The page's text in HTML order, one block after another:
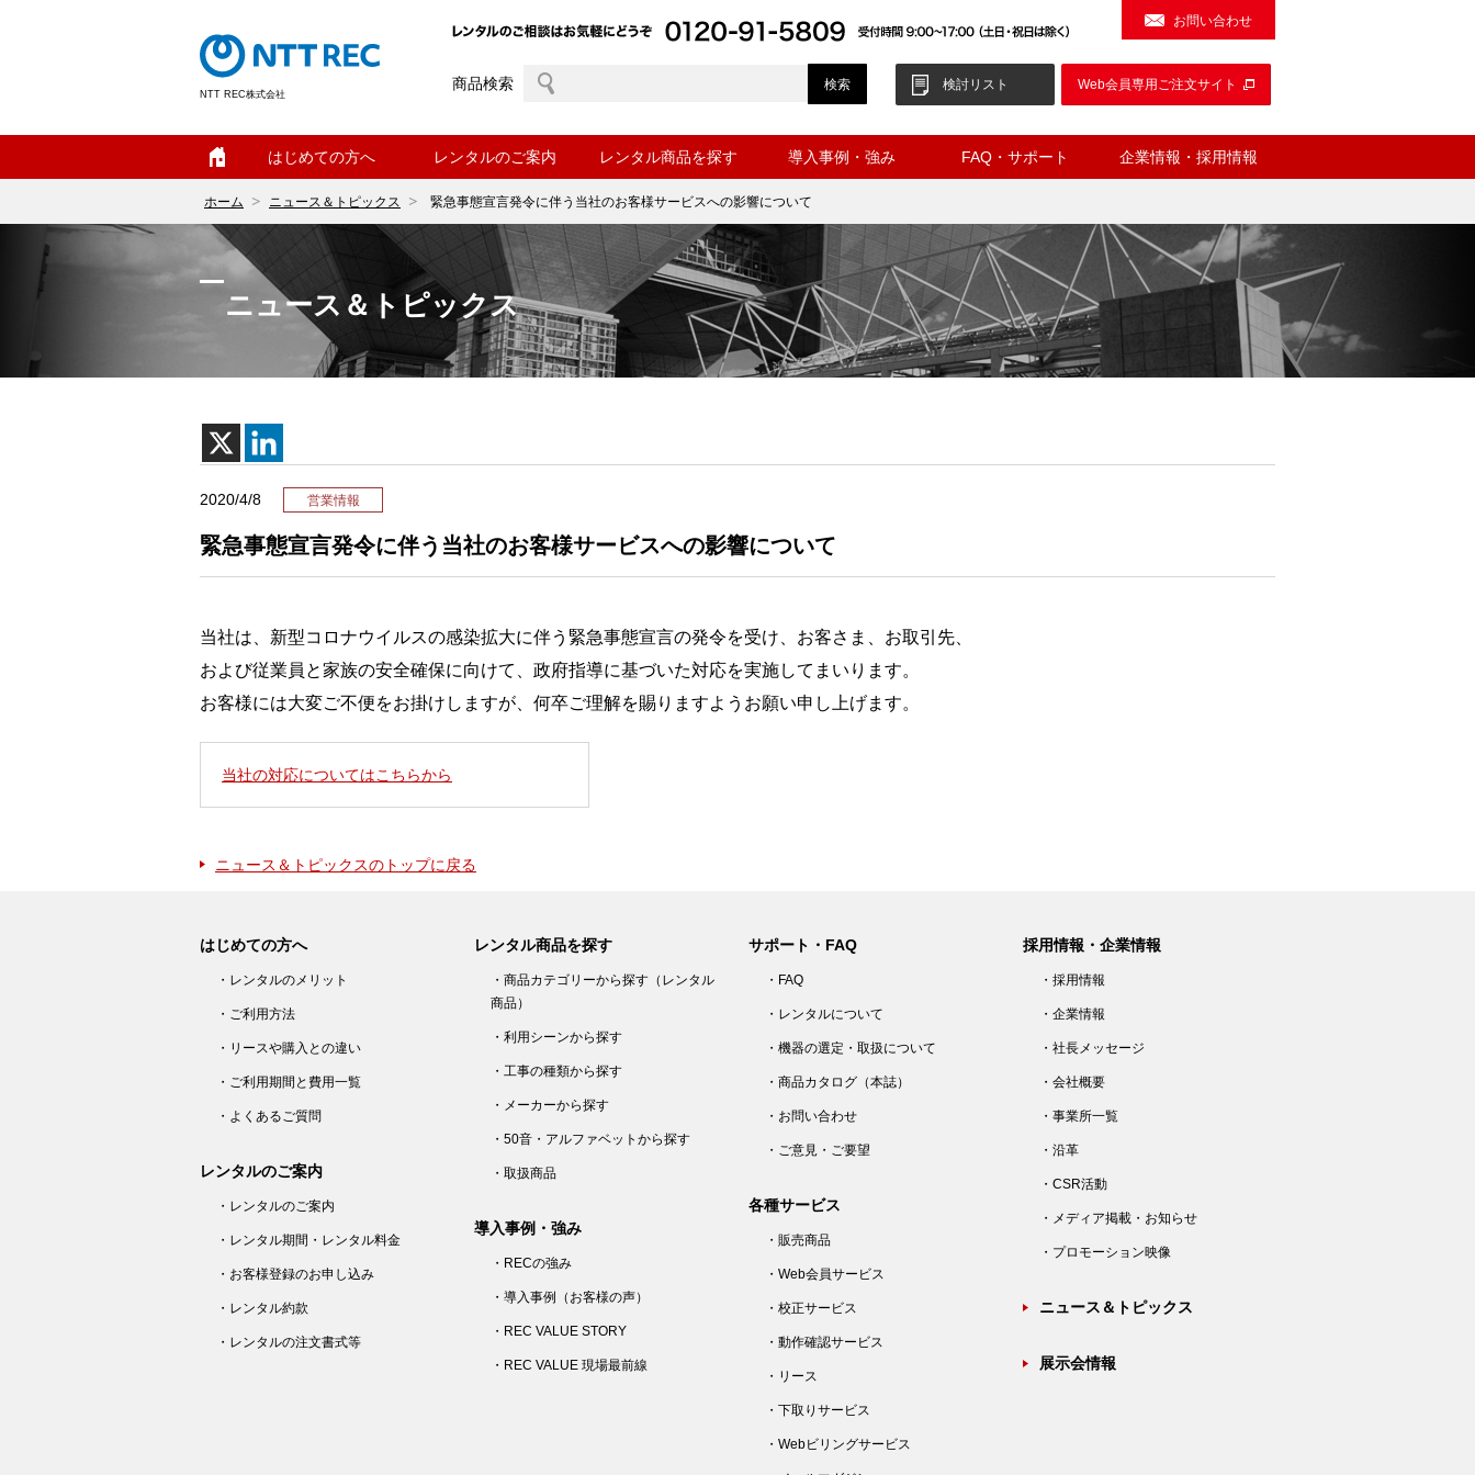
NTT REC株式会社
お問い合わせ
商品検索 検討リスト Web会員専用ご注文サイト
はじめての方へ レンタルのご案内 レンタル商品を探す 導入事例・強み FAQ・サポート 企業情報・採用情報
ホーム ニュース＆トピックス 緊急事態宣言発令に伴う当社のお客様サービスへの影響について
ニュース＆トピックス
2020/4/8 営業情報
緊急事態宣言発令に伴う当社のお客様サービスへの影響について
当社は、新型コロナウイルスの感染拡大に伴う緊急事態宣言の発令を受け、お客さま、お取引先、
および従業員と家族の安全確保に向けて、政府指導に基づいた対応を実施してまいります。
お客様には大変ご不便をお掛けしますが、何卒ご理解を賜りますようお願い申し上げます。
当社の対応についてはこちらから
ニュース＆トピックスのトップに戻る
はじめての方へ
・レンタルのメリット
・ご利用方法
・リースや購入との違い
・ご利用期間と費用一覧
・よくあるご質問
レンタルのご案内
・レンタルのご案内
・レンタル期間・レンタル料金
・お客様登録のお申し込み
・レンタル約款
・レンタルの注文書式等
レンタル商品を探す
・商品カテゴリーから探す（レンタル
商品）
・利用シーンから探す
・工事の種類から探す
・メーカーから探す
・50音・アルファベットから探す
・取扱商品
導入事例・強み
・RECの強み
・導入事例（お客様の声）
・REC VALUE STORY
・REC VALUE 現場最前線
サポート・FAQ
・FAQ
・レンタルについて
・機器の選定・取扱について
・商品カタログ（本誌）
・お問い合わせ
・ご意見・ご要望
各種サービス
・販売商品
・Web会員サービス
・校正サービス
・動作確認サービス
・リース
・下取りサービス
・Webビリングサービス
採用情報・企業情報
・採用情報
・企業情報
・社長メッセージ
・会社概要
・事業所一覧
・沿革
・CSR活動
・メディア掲載・お知らせ
・プロモーション映像
ニュース＆トピックス
展示会情報